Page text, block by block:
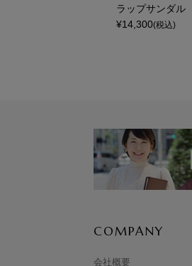
ラップサンダル
¥14,300(税込)
COMPANY
会社概要